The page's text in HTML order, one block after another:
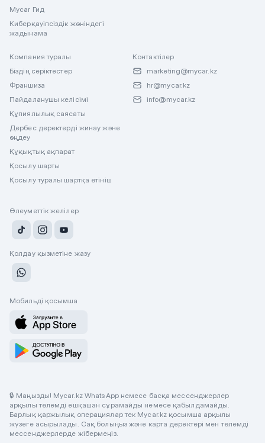
Mycar Гид
Киберқауіпсіздік жөніндегі
жадынама
Компания туралы
Біздің серіктестер
Франшиза
Пайдаланушы келісімі
Құпиялылық саясаты
Дербес деректерді жинау және
өңдеу
Құқықтық ақпарат
Қосылу шарты
Қосылу туралы шартқа өтініш
Контактілер
marketing@mycar.kz
hr@mycar.kz
info@mycar.kz
Әлеуметтік желілер
Қолдау қызметіне жазу
Мобильді қосымша
🔒 Маңызды! Mycar.kz WhatsApp немесе басқа мессенджерлер
арқылы төлемді ешқашан сұрамайды немесе қабылдамайды.
Барлық қаржылық операциялар тек Mycar.kz қосымша арқылы
жүзеге асырылады. Сақ болыңыз және карта деректері мен төлемді
мессенджерлерде жібермеңіз.